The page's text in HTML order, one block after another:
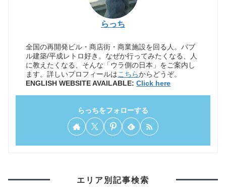
らっち
全国の再開発ビル・商店街・商業施設を回る人。バブ
ル建築/平成レトロ好き。なぜか行ってみたくなる、人
に教えたくなる、そんな「ウラ側の日本」をご案内し
ます。詳しいプロフィールはこちらからどうぞ。
ENGLISH WEBSITE AVAILABLE:Click here
らっちをフォローする
エリア別記事検索